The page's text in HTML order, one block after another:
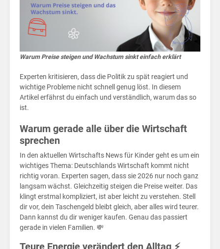
für
Warum Preise steigen und Wachstum sinkt einfach erklärt
Experten kritisieren, dass die Politik zu spät reagiert und
wichtige Probleme nicht schnell genug löst. In diesem
Artikel erfährst du einfach und verständlich, warum das so
ist.
Warum gerade alle über die Wirtschaft
sprechen
In den aktuellen Wirtschafts News für Kinder geht es um ein
wichtiges Thema: Deutschlands Wirtschaft kommt nicht
richtig voran. Experten sagen, dass sie 2026 nur noch ganz
langsam wächst. Gleichzeitig steigen die Preise weiter. Das
klingt erstmal kompliziert, ist aber leicht zu verstehen. Stell
dir vor, dein Taschengeld bleibt gleich, aber alles wird teurer.
Dann kannst du dir weniger kaufen. Genau das passiert
gerade in vielen Familien. 💸
Teure Energie verändert den Alltag ⚡